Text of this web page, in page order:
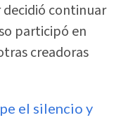
decidió continuar
participó en
creadoras
el silencio y